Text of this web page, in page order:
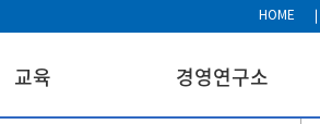
HOME
교육 경영연구소